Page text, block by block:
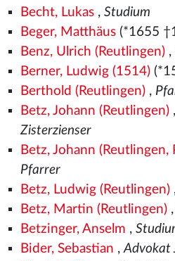
Becht, Lukas, Studium
Beger, Matthäus(*1655
Benz, Ulrich (Reutlingen),
Berner, Ludwig (1514)
Berthold (Reutlingen),
Betz, Johann (Reutlingen),
Zisterzienser
Betz, Johann (Reutlingen,
Pfarrer
Betz, Ludwig (Reutlingen)
Betz, Martin (Reutlingen),
Betzinger, Anselm ,
Bider, Sebastian ,Advokat